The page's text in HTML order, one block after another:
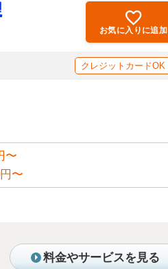
お気に入りに追加
クレジットカードOK
〜
円〜
料金やサービスを見る